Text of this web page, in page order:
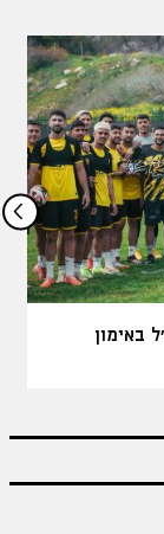
באימון